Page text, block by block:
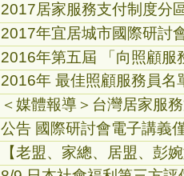
2017居家服務支付制度分
2017年宜居城市國際研討
2016年第五屆 「向照顧服
2016年 最佳照顧服務員名
＜媒體報導＞台灣居家服
公告 國際研討會電子講義
【老盟、家總、居盟、彭